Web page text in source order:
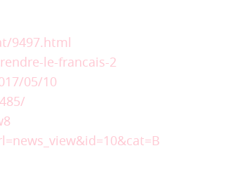
9497.html
le-francais-2
05/10